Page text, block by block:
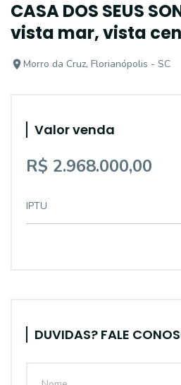
CASA DOS SEUS
vista mar, vista
Morro da Cruz, Florianópolis - SC
Valor venda
R$ 2.968.000,00
IPTU
DUVIDAS? FALE